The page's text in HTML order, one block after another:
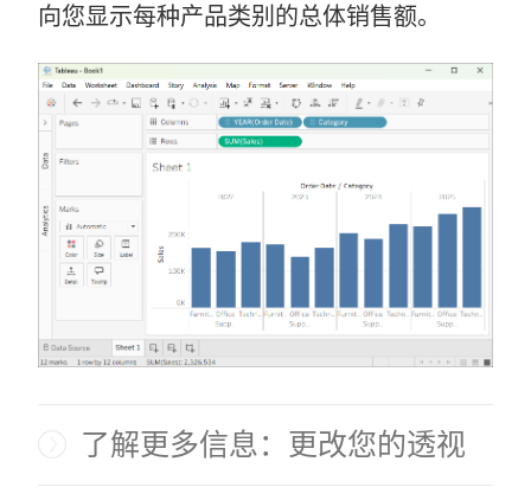
向您显示每种产品类别的总体销售额。
了解更多信息：更改您的透视